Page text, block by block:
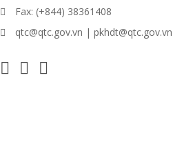
Fax: (+844) 38361408
qtc@qtc.gov.vn | pkhdt@qtc.gov.vn